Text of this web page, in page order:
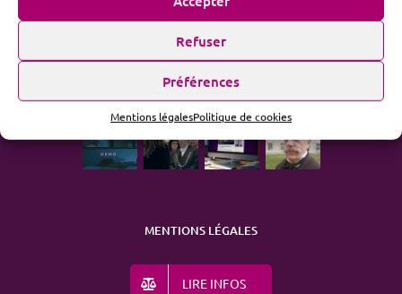
Refuser
Préférences
Mentions légalesPolitique de cookies
ACTUALITÉ
MENTIONS LÉGALES
LIRE INFOS